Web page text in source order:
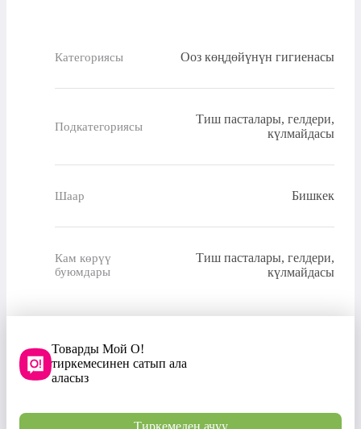
Категориясы Ооз көңдөйүнүн гигиенасы
Подкатегориясы
Тиш пасталары, гелдери,
күлмайдасы
Шаар Бишкек
Кам көрүү
буюмдары
Тиш пасталары, гелдери,
күлмайдасы
Товарды Мой О!
тиркемесинен сатып ала
аласыз